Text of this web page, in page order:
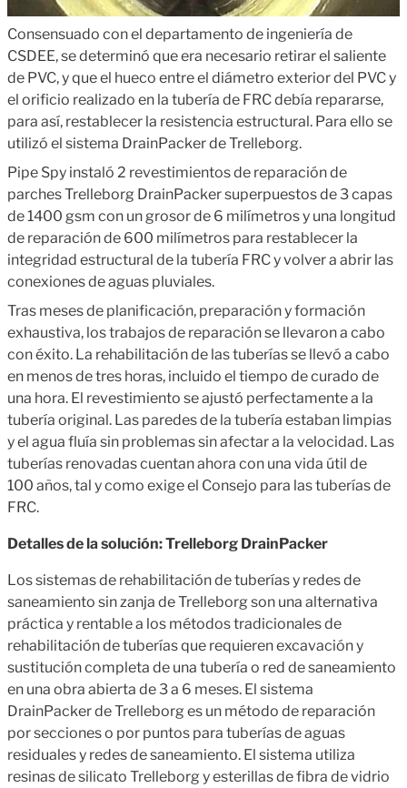
Consensuado con el departamento de ingeniería de
CSDEE, se determinó que era necesario retirar el saliente
de PVC, y que el hueco entre el diámetro exterior del PVC y
el orificio realizado en la tubería de FRC debía repararse,
para así, restablecer la resistencia estructural. Para ello se
utilizó el sistema DrainPacker de Trelleborg.
Pipe Spy instaló 2 revestimientos de reparación de
parches Trelleborg DrainPacker superpuestos de 3 capas
de 1400 gsm con un grosor de 6 milímetros y una longitud
de reparación de 600 milímetros para restablecer la
integridad estructural de la tubería FRC y volver a abrir las
conexiones de aguas pluviales.
Tras meses de planificación, preparación y formación
exhaustiva, los trabajos de reparación se llevaron a cabo
con éxito. La rehabilitación de las tuberías se llevó a cabo
en menos de tres horas, incluido el tiempo de curado de
una hora. El revestimiento se ajustó perfectamente a la
tubería original. Las paredes de la tubería estaban limpias
y el agua fluía sin problemas sin afectar a la velocidad. Las
tuberías renovadas cuentan ahora con una vida útil de
100 años, tal y como exige el Consejo para las tuberías de
FRC.
Detalles de la solución: Trelleborg DrainPacker
Los sistemas de rehabilitación de tuberías y redes de
saneamiento sin zanja de Trelleborg son una alternativa
práctica y rentable a los métodos tradicionales de
rehabilitación de tuberías que requieren excavación y
sustitución completa de una tubería o red de saneamiento
en una obra abierta de 3 a 6 meses. El sistema
DrainPacker de Trelleborg es un método de reparación
por secciones o por puntos para tuberías de aguas
residuales y redes de saneamiento. El sistema utiliza
resinas de silicato Trelleborg y esterillas de fibra de vidrio